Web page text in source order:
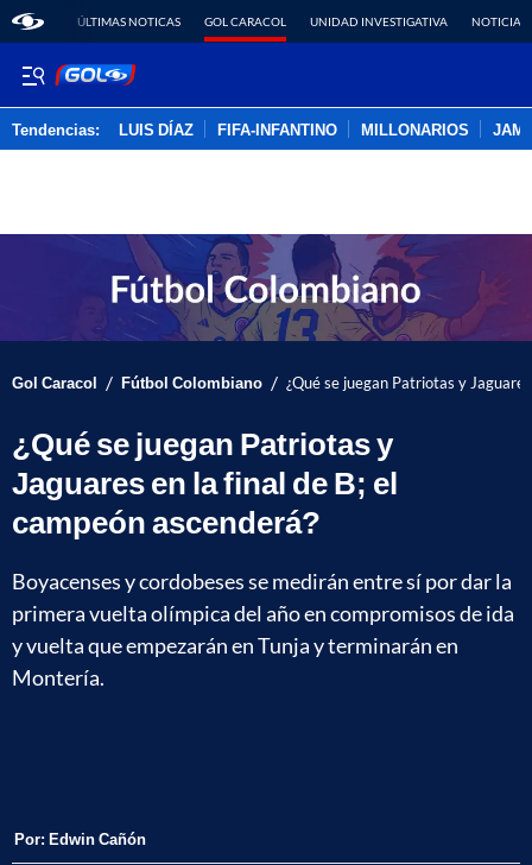
ÚLTIMAS NOTICAS GOL CARACOL UNIDAD INVESTIGATIVA NOTICIAS
Tendencias: LUIS DÍAZ FIFA-INFANTINO MILLONARIOS
Gol Caracol / Fútbol Colombiano / ¿Qué se juegan Patriotas y
¿Qué se juegan Patriotas y
Jaguares en la final de B; el
campeón ascenderá?
Boyacenses y cordobeses se medirán entre sí por dar la
primera vuelta olímpica del año en compromisos de ida
y vuelta que empezarán en Tunja y terminarán en
Montería.
Por: Edwin Cañón